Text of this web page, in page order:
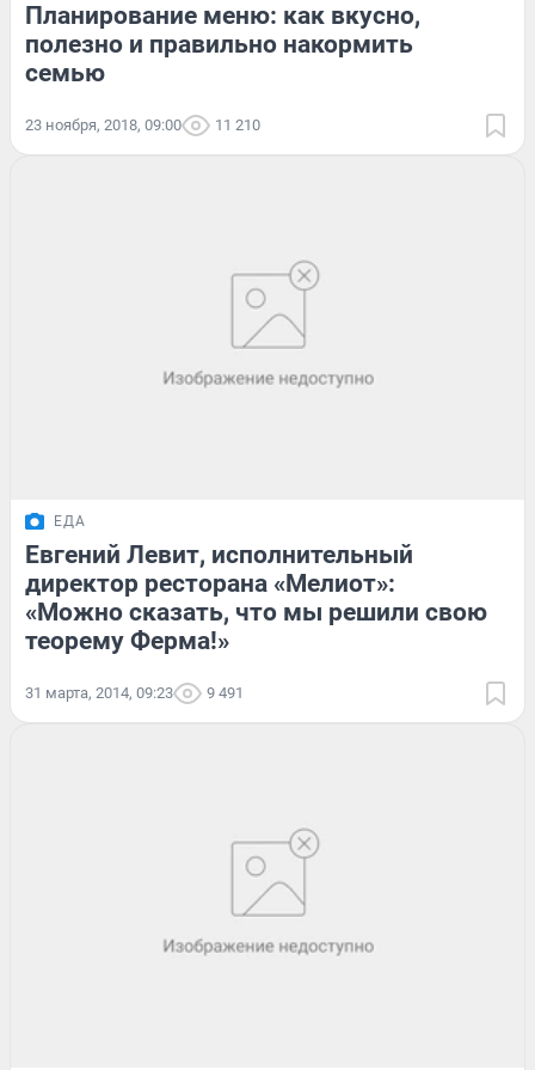
Планирование меню: как вкусно,
полезно и правильно накормить
семью
23 ноября, 2018, 09:00 11 210
ЕДА
Евгений Левит, исполнительный
директор ресторана «Мелиот»:
«Можно сказать, что мы решили свою
теорему Ферма!»
31 марта, 2014, 09:23 9 491